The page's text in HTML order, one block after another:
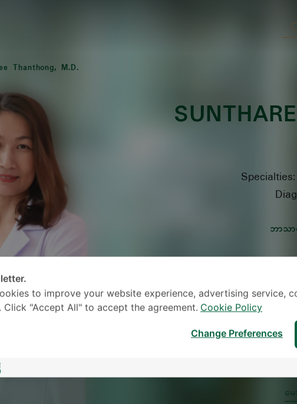
Thanthong, M.D.
ဘာသာ
မ
to improve your website experience, advertising service,
Click "Accept All" to accept the agreement. Cookie Policy
Change Preferences